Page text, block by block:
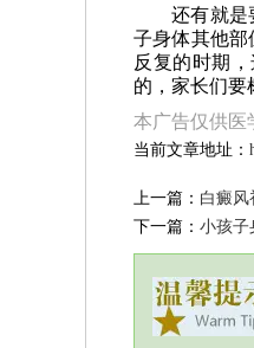
还有就是
子身体其他
反复的时期
的，家长们要
本广告仅供医
当前文章地址：
上一篇： 白癜风
下一篇： 小孩子